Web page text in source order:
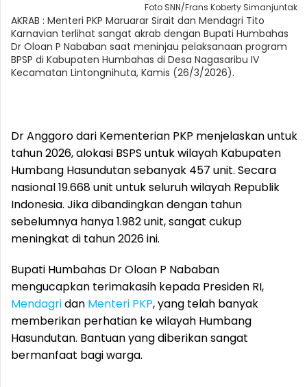
Foto SNN/Frans Koberty Simanjuntak
AKRAB : Menteri PKP Maruarar Sirait dan Mendagri Tito
Karnavian terlihat sangat akrab dengan Bupati Humbahas
Dr Oloan P Nababan saat meninjau pelaksanaan program
BPSP di Kabupaten Humbahas di Desa Nagasaribu IV
Kecamatan Lintongnihuta, Kamis (26/3/2026).
Dr Anggoro dari Kementerian PKP menjelaskan untuk
tahun 2026, alokasi BSPS untuk wilayah Kabupaten
Humbang Hasundutan sebanyak 457 unit. Secara
nasional 19.668 unit untuk seluruh wilayah Republik
Indonesia. Jika dibandingkan dengan tahun
sebelumnya hanya 1.982 unit, sangat cukup
meningkat di tahun 2026 ini.
Bupati Humbahas Dr Oloan P Nababan
mengucapkan terimakasih kepada Presiden RI,
Mendagridan Menteri PKP, yang telah banyak
memberikan perhatian ke wilayah Humbang
Hasundutan. Bantuan yang diberikan sangat
bermanfaat bagi warga.